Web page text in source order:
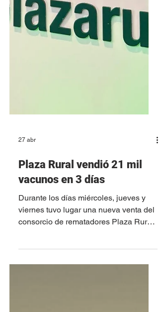
27 abr
Plaza Rural vendió 21 mil
vacunos en 3 días